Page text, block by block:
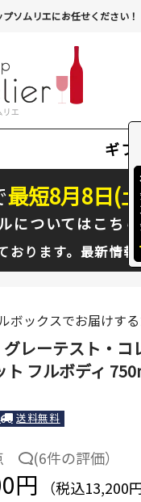
ソムリエにお任せください！
ギフ
最短8月8日(土
についてはこち
おります。最新情
ボックスでお届けす
レーテスト・
ト フルボディ
送料無料
(6件の評価）
円 （税込13,200円